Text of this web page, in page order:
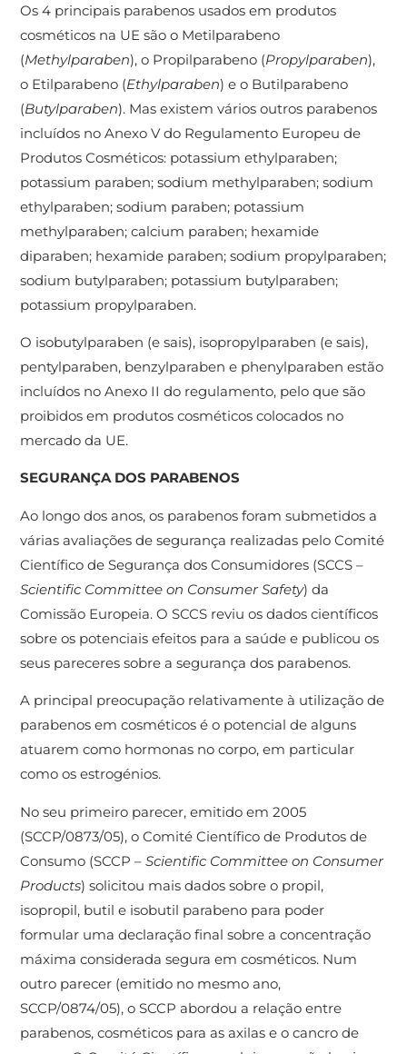
Os 4 principais parabenos usados ​​em produtos
cosméticos na UE são o Metilparabeno
(Methylparaben), o Propilparabeno (Propylparaben),
o Etilparabeno (Ethylparaben) e o Butilparabeno
(Butylparaben). Mas existem vários outros parabenos
incluídos no Anexo V do Regulamento Europeu de
Produtos Cosméticos: potassium ethylparaben;
potassium paraben; sodium methylparaben; sodium
ethylparaben; sodium paraben; potassium
methylparaben; calcium paraben; hexamide
diparaben; hexamide paraben; sodium propylparaben;
sodium butylparaben; potassium butylparaben;
potassium propylparaben.
O isobutylparaben (e sais), isopropylparaben (e sais),
pentylparaben, benzylparaben e phenylparaben estão
incluídos no Anexo II do regulamento, pelo que são
proibidos em produtos cosméticos colocados no
mercado da UE.
SEGURANÇA DOS PARABENOS
Ao longo dos anos, os parabenos foram submetidos a
várias avaliações de segurança realizadas pelo Comité
Científico de Segurança dos Consumidores (SCCS –
Scientific Committee on Consumer Safety) da
Comissão Europeia. O SCCS reviu os dados científicos
sobre os potenciais efeitos para a saúde e publicou os
seus pareceres sobre a segurança dos parabenos.
A principal preocupação relativamente à utilização de
parabenos em cosméticos é o potencial de alguns
atuarem como hormonas no corpo, em particular
como os estrogénios.
No seu primeiro parecer, emitido em 2005
(SCCP/0873/05), o Comité Científico de Produtos de
Consumo (SCCP –Scientific Committee on Consumer
Products) solicitou mais dados sobre o propil,
isopropil, butil e isobutil parabeno para poder
formular uma declaração final sobre a concentração
máxima considerada segura em cosméticos. Num
outro parecer (emitido no mesmo ano,
SCCP/0874/05), o SCCP abordou a relação entre
parabenos, cosméticos para as axilas e o cancro de